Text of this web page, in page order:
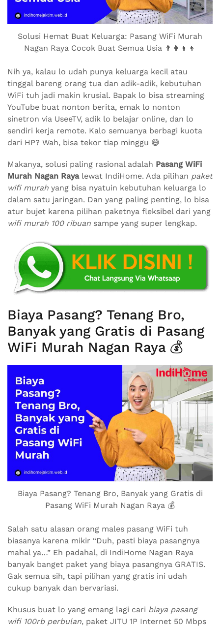
Solusi Hemat Buat Keluarga: Pasang WiFi Murah
Nagan Raya Cocok Buat Semua Usia 👨‍👩‍👧‍👦
Nih ya, kalau lo udah punya keluarga kecil atau
tinggal bareng orang tua dan adik-adik, kebutuhan
WiFi tuh jadi makin krusial. Bapak lo bisa streaming
YouTube buat nonton berita, emak lo nonton
sinetron via UseeTV, adik lo belajar online, dan lo
sendiri kerja remote. Kalo semuanya berbagi kuota
dari HP? Wah, bisa tekor tiap minggu 😅
Makanya, solusi paling rasional adalah Pasang WiFi
Murah Nagan Rayalewat IndiHome. Ada pilihan paket
wifi murah yang bisa nyatuin kebutuhan keluarga lo
dalam satu jaringan. Dan yang paling penting, lo bisa
atur bujet karena pilihan paketnya fleksibel dari yang
wifi murah 100 ribuan sampe yang super lengkap.
Biaya Pasang? Tenang Bro,
Banyak yang Gratis di Pasang
WiFi Murah Nagan Raya 💰
Biaya Pasang? Tenang Bro, Banyak yang Gratis di
Pasang WiFi Murah Nagan Raya 💰
Salah satu alasan orang males pasang WiFi tuh
biasanya karena mikir “Duh, pasti biaya pasangnya
mahal ya…” Eh padahal, di IndiHome Nagan Raya
banyak banget paket yang biaya pasangnya GRATIS.
Gak semua sih, tapi pilihan yang gratis ini udah
cukup banyak dan bervariasi.
Khusus buat lo yang emang lagi cari biaya pasang
wifi 100rb perbulan, paket JITU 1P Internet 50 Mbps